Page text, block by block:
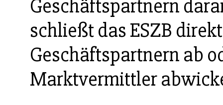
Geschäftspartnern
schließt das ESZB
Geschäftspartnern ab
Marktvermittler